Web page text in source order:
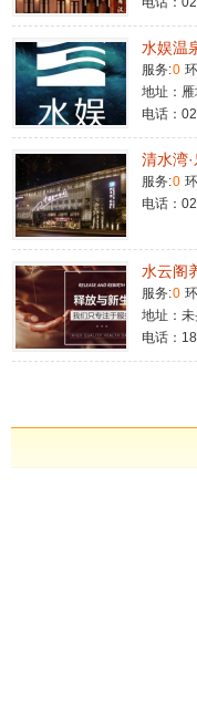
水娱温
服务:0
地址：
电话：
清水湾
服务:0
电话：
水云阁
服务:0
地址：
电话：